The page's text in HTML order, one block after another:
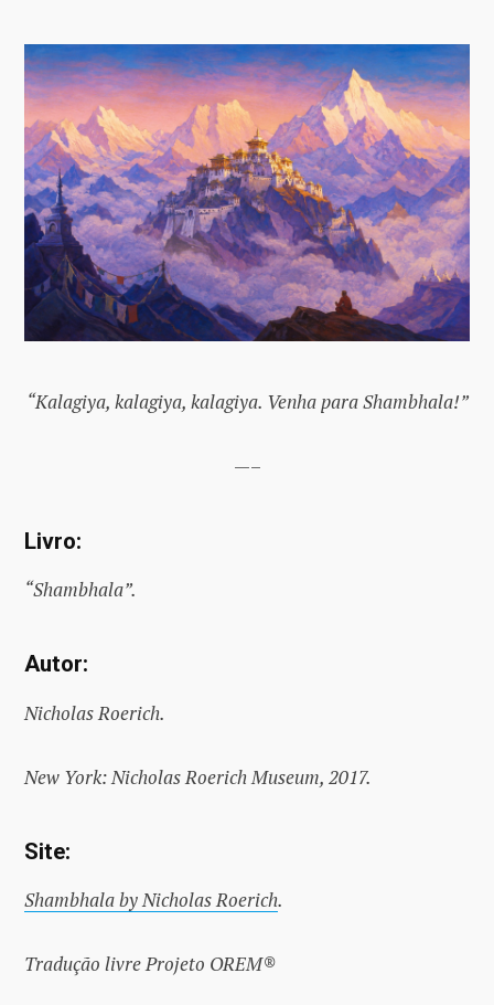
“Kalagiya, kalagiya, kalagiya. Venha para Shambhala!”
—–
Livro:
“Shambhala”.
Autor:
Nicholas Roerich.
New York: Nicholas Roerich Museum, 2017.
Site:
Shambhala by Nicholas Roerich.
Tradução livre Projeto OREM®